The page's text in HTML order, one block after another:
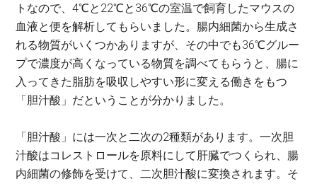
トなので、4℃と22℃と36℃の室温で飼育したマウスの
血液と便を解析してもらいました。腸内細菌から生成さ
れる物質がいくつかありますが、その中でも36℃グルー
プで濃度が高くなっている物質を調べてもらうと、腸に
入ってきた脂肪を吸収しやすい形に変える働きをもつ
「胆汁酸」だということが分かりました。
「胆汁酸」には一次と二次の2種類があります。一次胆
汁酸はコレストロールを原料にして肝臓でつくられ、腸
内細菌の修飾を受けて、二次胆汁酸に変換されます。そ